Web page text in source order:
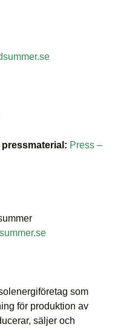
Press –
som
för produktion av
säljer och